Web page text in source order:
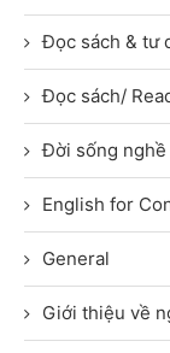
Đọc sách & tư
Đọc sách/
Đời sống nghề
English for
General
Giới thiệu về